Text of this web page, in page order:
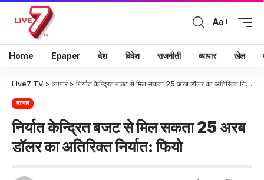
Aa
Home Epaper देश विदेश राजनीती व्यापार खेल
Live7 TV > व्यापार> निर्यात केन्द्रित बजट से मिल सकता 25 अरब डॉलर का अतिरिक्त निर्यात: फियो
व्यापार
निर्यात केन्द्रित बजट से मिल सकता 25 अरब
डॉलर का अतिरिक्त निर्यात: फियो